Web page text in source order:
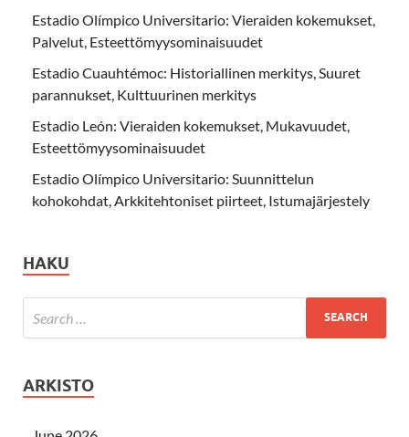
Estadio Olímpico Universitario: Vieraiden kokemukset,
Palvelut, Esteettömyysominaisuudet
Estadio Cuauhtémoc: Historiallinen merkitys, Suuret
parannukset, Kulttuurinen merkitys
Estadio León: Vieraiden kokemukset, Mukavuudet,
Esteettömyysominaisuudet
Estadio Olímpico Universitario: Suunnittelun
kohokohdat, Arkkitehtoniset piirteet, Istumajärjestely
HAKU
ARKISTO